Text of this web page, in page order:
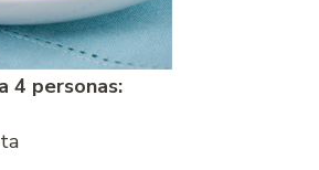
4 personas: